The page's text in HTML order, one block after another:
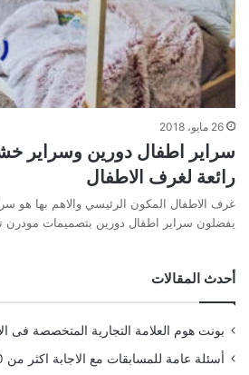
26 مايو، 2018
سراير اطفال دورين وسراير
رائعة لغرف الاطفال
غرف الاطفال المكون الرئيسي والاهم بها هو
يفضلون سراير اطفال دورين بتصميمات
أحدث المقالات
بونت هوم العلامة التجارية المتخصصة فى
أسئلة عامة للمسابقات مع الاجابة اكثر من 500 سؤال